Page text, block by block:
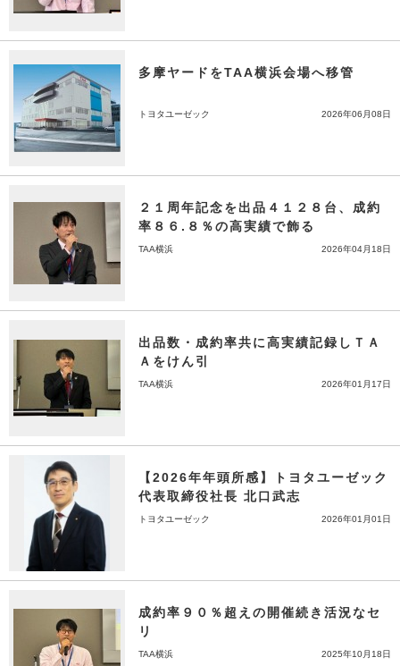
多摩ヤードをTAA横浜会場へ移管
トヨタユーゼック 2026年06月08日
２１周年記念を出品４１２８台、成約
率８６.８％の高実績で飾る
TAA横浜 2026年04月18日
出品数・成約率共に高実績記録しＴＡ
Ａをけん引
TAA横浜 2026年01月17日
【2026年年頭所感】トヨタユーゼック
代表取締役社長 北口武志
トヨタユーゼック 2026年01月01日
成約率９０％超えの開催続き活況なセ
リ
TAA横浜 2025年10月18日